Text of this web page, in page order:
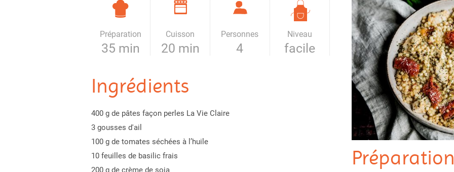
Préparation
35 min
Cuisson
20 min
Personnes
4
Niveau
facile
Ingrédients
400 g de pâtes façon perles La Vie Claire
3 gousses d'ail
100 g de tomates séchées à l’huile
10 feuilles de basilic frais
200 g de crème de soja